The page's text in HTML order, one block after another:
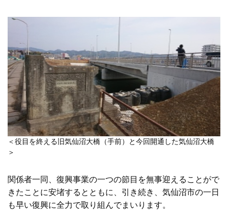
＜役目を終える旧気仙沼大橋（手前）と今回開通した気仙沼大橋
＞
関係者一同、復興事業の一つの節目を無事迎えることがで
きたことに安堵するとともに、引き続き、気仙沼市の一日
も早い復興に全力で取り組んでまいります。